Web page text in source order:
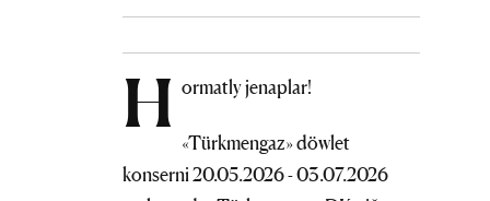
H ormatly jenaplar!
«Türkmengaz» döwlet
konserni 20.05.2026 - 03.07.2026